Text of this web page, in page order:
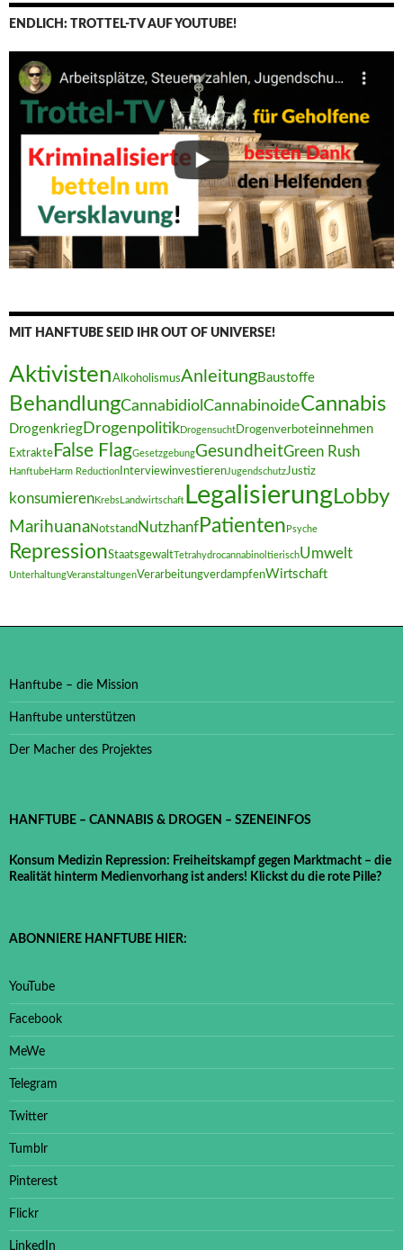
ENDLICH: TROTTEL-TV AUF YOUTUBE!
MIT HANFTUBE SEID IHR OUT OF UNIVERSE!
AktivistenAlkoholismusAnleitungBaustoffe
BehandlungCannabidiol CannabinoideCannabis
Drogenkrieg DrogenpolitikDrogensuchtDrogenverboteinnehmen
Extrakte False FlagGesetzgebungGesundheitGreen Rush
HanftubeHarm Reduction InterviewinvestierenJugendschutzJustiz
konsumierenKrebs Landwirtschaft LegalisierungLobby
MarihuanaNotstand Nutzhanf Patienten Psyche
RepressionStaatsgewaltTetrahydrocannabinol tierischUmwelt
UnterhaltungVeranstaltungenVerarbeitungverdampfenWirtschaft
Hanftube – die Mission
Hanftube unterstützen
Der Macher des Projektes
HANFTUBE – CANNABIS & DROGEN – SZENEINFOS
Konsum Medizin Repression: Freiheitskampf gegen Marktmacht – die
Realität hinterm Medienvorhang ist anders! Klickst du die rote Pille?
ABONNIERE HANFTUBE HIER:
YouTube
Facebook
MeWe
Telegram
Twitter
Tumblr
Pinterest
Flickr
LinkedIn